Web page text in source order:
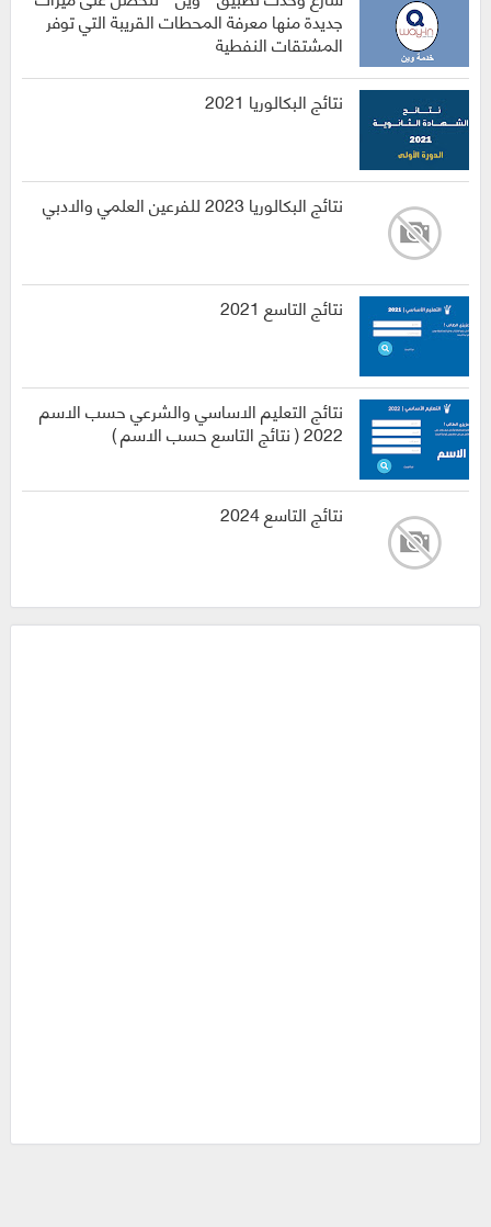
جديدة منها معرفة المحطات القريبة التي توفر
المشتقات النفطية
نتائج البكالوريا 2021
نتائج البكالوريا 2023 للفرعين العلمي والادبي
نتائج التاسع 2021
نتائج التعليم الاساسي والشرعي حسب الاسم
2022 ( نتائج التاسع حسب الاسم )
نتائج التاسع 2024